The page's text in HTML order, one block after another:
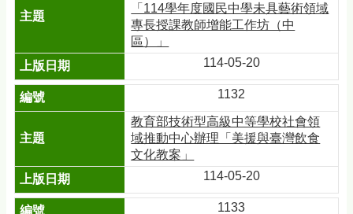
「114學年度國民中學未具藝術領域
專長授課教師增能工作坊（中
區）」
114-05-20
1132
教育部技術型高級中等學校社會領
域推動中心辦理「美援與臺灣飲食
文化教案」
114-05-20
1133